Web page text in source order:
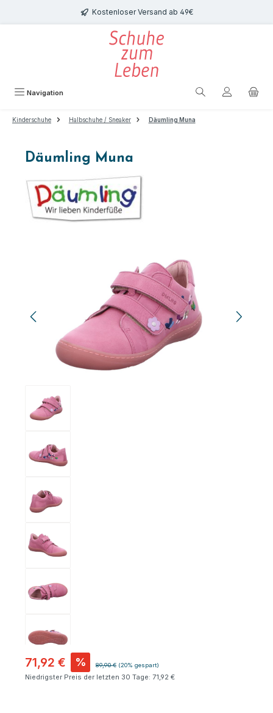
Zum Hauptinhalt springen Kostenloser Versand ab 49€
Navigation
Kinderschuhe Halbschuhe / Sneaker Däumling Muna
Däumling Muna
71,92 € % Regulärer Preis:
89,90 € (20% gespart)
Niedrigster Preis der letzten 30 Tage: 71,92 €